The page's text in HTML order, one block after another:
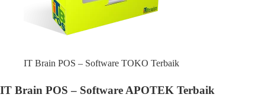
IT Brain POS – Software TOKO Terbaik
IT Brain POS – Software APOTEK Terbaik